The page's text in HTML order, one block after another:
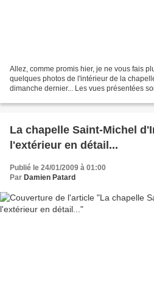
Allez, comme promis hier, je ne vous fais
quelques photos de l'intérieur de la
dimanche dernier... Les vues présentées
La chapelle Saint-Michel
l'extérieur en détail...
Publié le 24/01/2009 à 01:00
Par Damien Patard